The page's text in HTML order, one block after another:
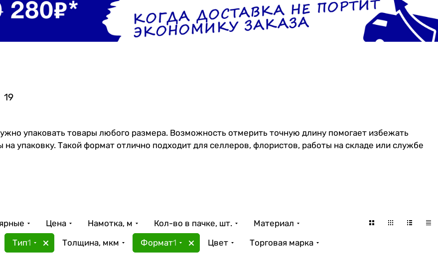
19
упаковать товары любого размера. Возможность отмерить точную длину помогает избежать
упаковку. Такой формат отлично подходит для селлеров, флористов, работы на складе или службе
Цена Намотка, м Кол-во в пачке, шт.
Материал
Тип1 Толщина, мкм Формат1 Цвет
Торговая марка